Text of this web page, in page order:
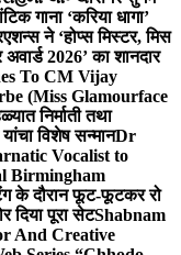
गाना ‘करिया धागा’
ने ‘होप्स मिस्टर, मिस
2026’ का शानदार
To CM Vijay
(Miss Glamourface
निर्माती तथा
विशेष सन्मानDr
Vocalist to
Birmingham
के दौरान फूट-फूटकर रो
दिया पूरा सेटShabnam
And Creative